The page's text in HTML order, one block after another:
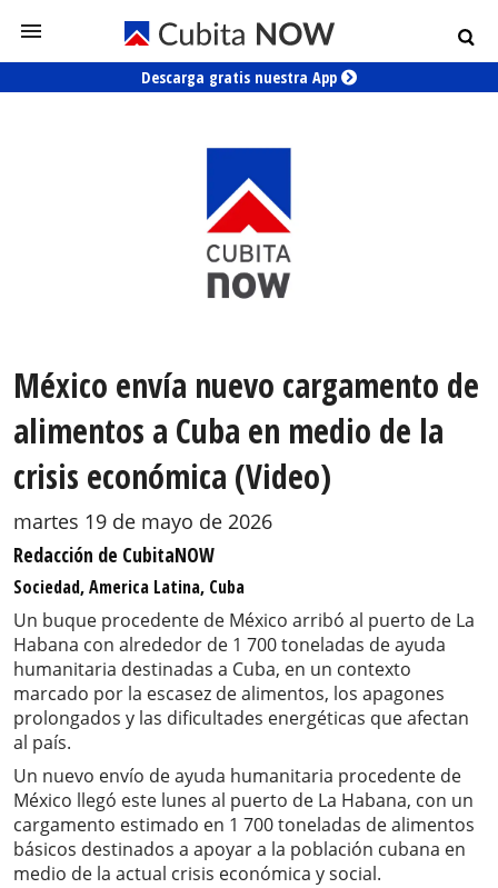
Descarga gratis nuestra App
México envía nuevo cargamento de
alimentos a Cuba en medio de la
crisis económica (Video)
martes 19 de mayo de 2026
Redacción de CubitaNOW
Sociedad, America Latina, Cuba
Un buque procedente de México arribó al puerto de La
Habana con alrededor de 1 700 toneladas de ayuda
humanitaria destinadas a Cuba, en un contexto
marcado por la escasez de alimentos, los apagones
prolongados y las dificultades energéticas que afectan
al país.
Un nuevo envío de ayuda humanitaria procedente de
México llegó este lunes al puerto de La Habana, con un
cargamento estimado en 1 700 toneladas de alimentos
básicos destinados a apoyar a la población cubana en
medio de la actual crisis económica y social.